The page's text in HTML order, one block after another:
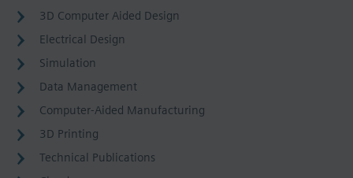
3D Computer Aided Design
Electrical Design
Simulation
Data Management
Computer-Aided Manufacturing
3D Printing
Technical Publications